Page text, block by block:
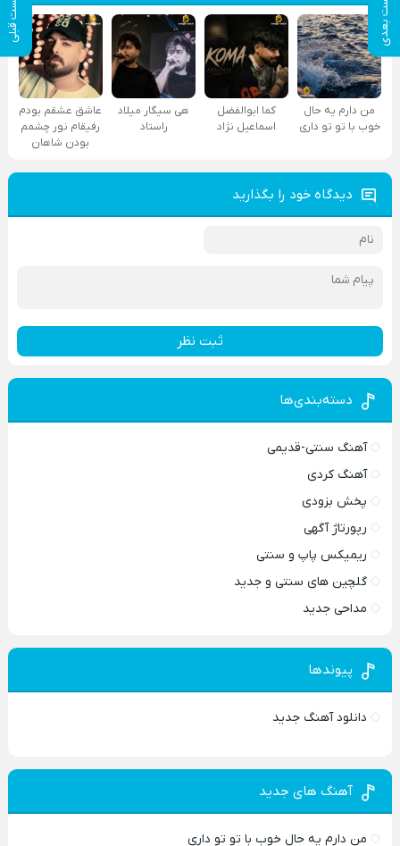
پست بعدی پست قبلی
من دارم یه حال
خوب با تو تو داری
کما ابوالفضل
اسماعیل نژاد
هی سیگار میلاد
راستاد
عاشق عشقم بودم
رفیقام نور چشمم
بودن شاهان
دیدگاه خود را بگذارید
ثبت نظر
دسته‌بندی‌ها
آهنگ سنتی-قدیمی
آهنگ کردی
پخش بزودی
رپورتاژ آگهی
ریمیکس پاپ و سنتی
گلچین های سنتی و جدید
مداحی جدید
پیوندها
دانلود آهنگ جدید
آهنگ های جدید
من دارم یه حال خوب با تو تو داری